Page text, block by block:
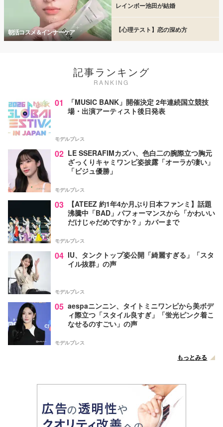
朝活コスメ＆インナーケア
レインボー池田が結婚
【心理テスト】恋の深め方
記事ランキング
RANKING
01
「MUSIC BANK」開催決定 2年連続国立競技
場・出演アーティスト後日発表
モデルプレス
02 LE SSERAFIMカズハ、色白二の腕際立つ胸元
ざっくりキャミワンピ姿披露「オーラが凄い」
「ビジュ優勝」
モデルプレス
03
【ATEEZ 約1年4か月ぶり日本ファンミ】話題
沸騰中「BAD」パフォーマンスから「かわいい
だけじゃだめですか？」カバーまで
モデルプレス
04 IU、タンクトップ姿公開「綺麗すぎる」「スタ
イル抜群」の声
モデルプレス
05 aespaニンニン、タイトミニワンピから美ボデ
ィ際立つ「スタイル良すぎ」「蛍光ピンク着こ
なせるのすごい」の声
モデルプレス
もっとみる